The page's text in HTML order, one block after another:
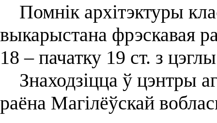
Помнік архітэктуры
выкарыстана фрэскавая
18 – пачатку 19 ст. з
Знаходзіцца ў цэнтры
раёна Магілёўскай